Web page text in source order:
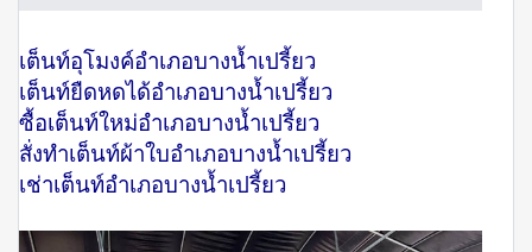
เต็นท์อุโมงค์อำเภอบางน้ำเปรี้ยว
เต็นท์ยืดหดได้อำเภอบางน้ำเปรี้ยว
ซื้อเต็นท์ใหม่อำเภอบางน้ำเปรี้ยว
สั่งทำเต็นท์ผ้าใบอำเภอบางน้ำเปรี้ยว
เช่าเต็นท์อำเภอบางน้ำเปรี้ยว